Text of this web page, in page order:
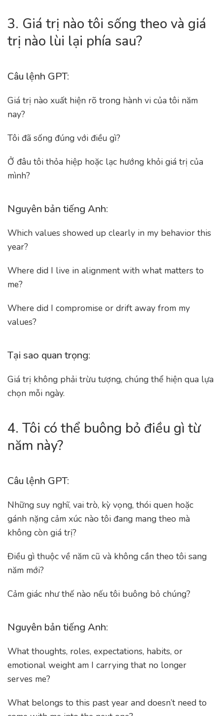
3. Giá trị nào tôi sống theo và giá
trị nào lùi lại phía sau?
Câu lệnh GPT:
Giá trị nào xuất hiện rõ trong hành vi của tôi năm
nay?
Tôi đã sống đúng với điều gì?
Ở đâu tôi thỏa hiệp hoặc lạc hướng khỏi giá trị của
mình?
Nguyên bản tiếng Anh:
Which values showed up clearly in my behavior this
year?
Where did I live in alignment with what matters to
me?
Where did I compromise or drift away from my
values?
Tại sao quan trọng:
Giá trị không phải trừu tượng, chúng thể hiện qua lựa
chọn mỗi ngày.
4. Tôi có thể buông bỏ điều gì từ
năm này?
Câu lệnh GPT:
Những suy nghĩ, vai trò, kỳ vọng, thói quen hoặc
gánh nặng cảm xúc nào tôi đang mang theo mà
không còn giá trị?
Điều gì thuộc về năm cũ và không cần theo tôi sang
năm mới?
Cảm giác như thế nào nếu tôi buông bỏ chúng?
Nguyên bản tiếng Anh:
What thoughts, roles, expectations, habits, or
emotional weight am I carrying that no longer
serves me?
What belongs to this past year and doesn’t need to